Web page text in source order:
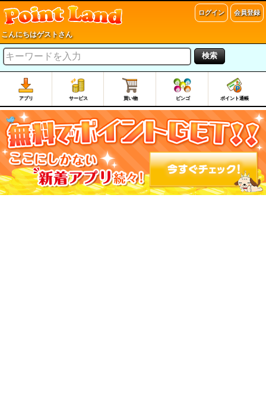
ログイン 会員登録
こんにちはゲストさん
検索
アプリ サービス 買い物 ビンゴ ポイント通帳